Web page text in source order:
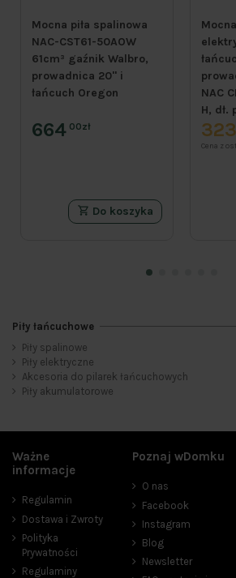
Mocna piła spalinowa
NAC-CST61-50AOW
61cm³ gaźnik Walbro,
prowadnica 20" i
łańcuch Oregon
664 00zł
Do koszyka
NAC
H, dł.
323
Cena z
Kategorie
Akcesoria do pilarek łańcuchowych
Piły elektryczne
Cena
Producenci
Piły łańcuchowe
Piły spalinowe
Piły elektryczne
Akcesoria do pilarek łańcuchowych
Piły akumulatorowe
Ważne
informacje
Regulamin
Dostawa i Zwroty
Polityka
Prywatności
Regulaminy
Poznaj wDomku
O nas
Facebook
Instagram
Blog
Newsletter